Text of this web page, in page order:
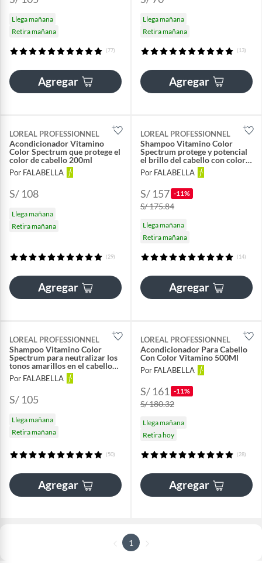
Llega mañana
Retira mañana
(77)
Agregar
Llega mañana
Retira mañana
(13)
Agregar
LOREAL PROFESSIONNEL
Acondicionador Vitamino
Color Spectrum que protege el
color de cabello 200ml
Por FALABELLA
S/ 108
Llega mañana
Retira mañana
(29)
Agregar
LOREAL PROFESSIONNEL
Shampoo Vitamino Color
Spectrum protege y potencial
el brillo del cabello con color
500ml
Por FALABELLA
S/ 157 -11%
S/ 175.84
Llega mañana
Retira mañana
(14)
Agregar
LOREAL PROFESSIONNEL
Shampoo Vitamino Color
Spectrum para neutralizar los
tonos amarillos en el cabello
rubio o aclarado 300ml
Por FALABELLA
S/ 105
Llega mañana
Retira mañana
(50)
Agregar
LOREAL PROFESSIONNEL
Acondicionador Para Cabello
Con Color Vitamino 500Ml
Por FALABELLA
S/ 161 -11%
S/ 180.32
Llega mañana
Retira hoy
(28)
Agregar
1